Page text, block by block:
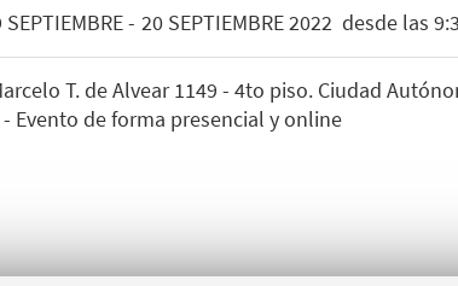
SEPTIEMBRE- 20SEPTIEMBRE2022 desde las
T. de Alvear 1149 - 4to piso. Ciudad
Evento de forma presencial y online